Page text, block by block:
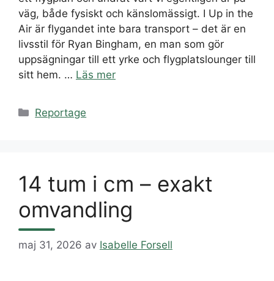
väg, både fysiskt och känslomässigt. I Up in the
Air är flygandet inte bara transport – det är en
livsstil för Ryan Bingham, en man som gör
uppsägningar till ett yrke och flygplatslounger till
sitt hem. … Läs mer
Kategorier
Reportage
14 tum i cm – exakt
omvandling
maj 31, 2026 av Isabelle Forsell